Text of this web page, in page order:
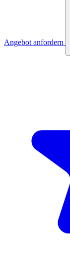
Angebot anfordern